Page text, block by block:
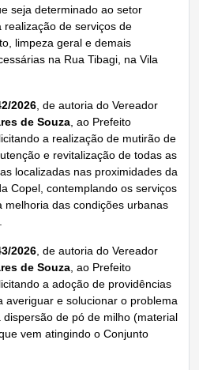
seja determinado ao setor
realização de serviços de
limpeza geral e demais
na Rua Tibagi, na Vila
2026 , de autoria do Vereador
de Souza , ao Prefeito
a realização de mutirão de
e revitalização de todas as
localizadas nas proximidades da
Copel, contemplando os serviços
melhoria das condições urbanas
2026 , de autoria do Vereador
de Souza , ao Prefeito
a adoção de providências
averiguar e solucionar o problema
dispersão de pó de milho (material
vem atingindo o Conjunto